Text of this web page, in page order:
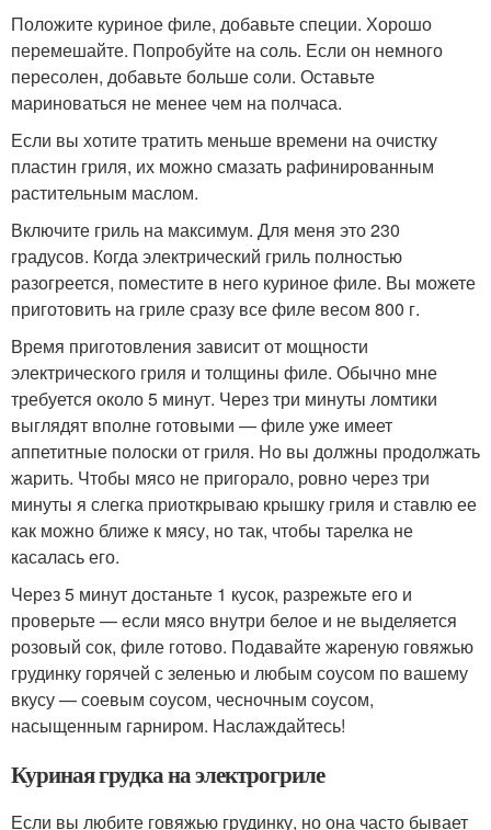
Положите куриное филе, добавьте специи. Хорошо
перемешайте. Попробуйте на соль. Если он немного
пересолен, добавьте больше соли. Оставьте
мариноваться не менее чем на полчаса.
Если вы хотите тратить меньше времени на очистку
пластин гриля, их можно смазать рафинированным
растительным маслом.
Включите гриль на максимум. Для меня это 230
градусов. Когда электрический гриль полностью
разогреется, поместите в него куриное филе. Вы можете
приготовить на гриле сразу все филе весом 800 г.
Время приготовления зависит от мощности
электрического гриля и толщины филе. Обычно мне
требуется около 5 минут. Через три минуты ломтики
выглядят вполне готовыми — филе уже имеет
аппетитные полоски от гриля. Но вы должны продолжать
жарить. Чтобы мясо не пригорало, ровно через три
минуты я слегка приоткрываю крышку гриля и ставлю ее
как можно ближе к мясу, но так, чтобы тарелка не
касалась его.
Через 5 минут достаньте 1 кусок, разрежьте его и
проверьте — если мясо внутри белое и не выделяется
розовый сок, филе готово. Подавайте жареную говяжью
грудинку горячей с зеленью и любым соусом по вашему
вкусу — соевым соусом, чесночным соусом,
насыщенным гарниром. Наслаждайтесь!
Куриная грудка на электрогриле
Если вы любите говяжью грудинку, но она часто бывает